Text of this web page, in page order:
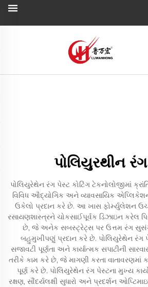
પોલિયુરથીન
પોલિયુરેથેન રંગ પેસ્ટ કોટિંગ ટેકનોલોજીમાં
વિવિધ ઔદ્યોગિક અને વ્યાવસાયિક
ઉકેલો પ્રદાન કરે છે. આ ખાસ ફોર્મ્યુલેશન
રસાયણશાસ્ત્રને ચોકસાઈપૂર્વક ડિઝાઇન કરેલ
છે, જે અનેક સબસ્ટ્રેટ્સ પર ઉત્તમ રંગ
બહુમુખીપણું પ્રદાન કરે છે. પોલિયુરેથેન રંગ
સજાવટી પૂર્ણતા અને કાર્યાત્મક સપાટીની
તરીકે કામ કરે છે, જે માગણી કરતા વાતાવરણમાં
પૂર્ણ કરે છે. પોલિયુરેથેન રંગ પેસ્ટના મુખ્ય
રક્ષણ, સૌંદર્યલક્ષી સુધારો અને પ્રદર્શન